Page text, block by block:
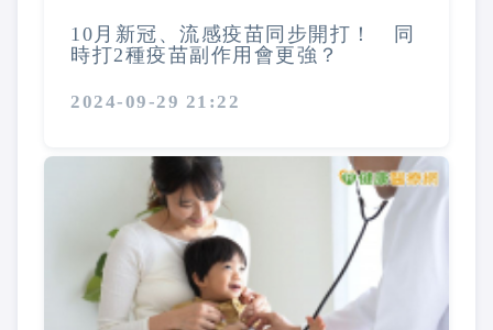
10月新冠、流感疫苗同步開打！ 同
時打2種疫苗副作用會更強？
2024-09-29 21:22